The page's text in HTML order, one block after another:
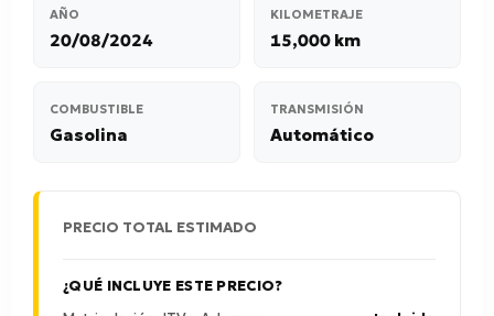
AÑO
20/08/2024
KILOMETRAJE
15,000 km
COMBUSTIBLE
Gasolina
TRANSMISIÓN
Automático
PRECIO TOTAL ESTIMADO
¿QUÉ INCLUYE ESTE PRECIO?